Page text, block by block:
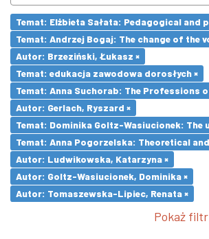
Temat: Elżbieta Sałata: Pedagogical
Temat: Andrzej Bogaj: The change of
Autor: Brzeziński, Łukasz ×
Temat: edukacja zawodowa dorosłych ×
Temat: Anna Suchorab: The Professions
Autor: Gerlach, Ryszard ×
Temat: Dominika Goltz-Wasiucionek:
Temat: Anna Pogorzelska: Theoretical
Autor: Ludwikowska, Katarzyna ×
Autor: Goltz-Wasiucionek, Dominika ×
Autor: Tomaszewska-Lipiec, Renata ×
Pokaż